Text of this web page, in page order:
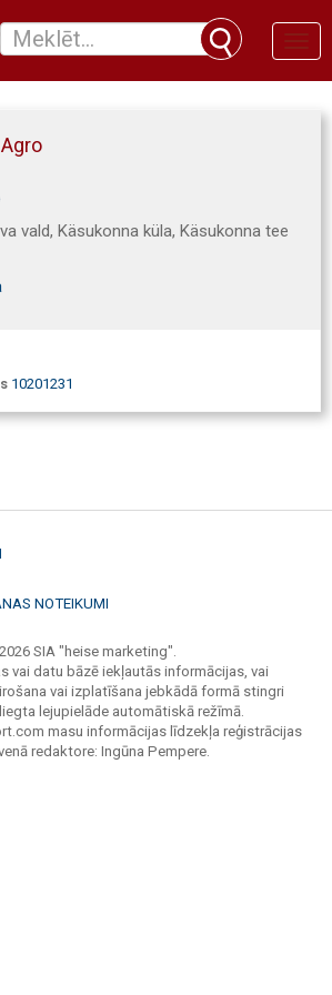
vald, Käsukonna küla, Käsukonna tee
10201231
NOTEIKUMI
SIA "heise marketing".
vai datu bāzē iekļautās informācijas, vai
vai izplatīšana jebkādā formā stingri
lejupielāde automātiskā režīmā.
masu informācijas līdzekļa reģistrācijas
redaktore: Ingūna Pempere.